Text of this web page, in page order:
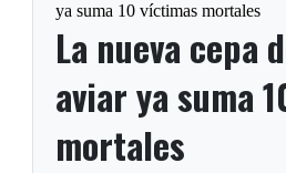
ya suma 10 víctimas mortales
La nueva cepa
aviar ya suma
mortales